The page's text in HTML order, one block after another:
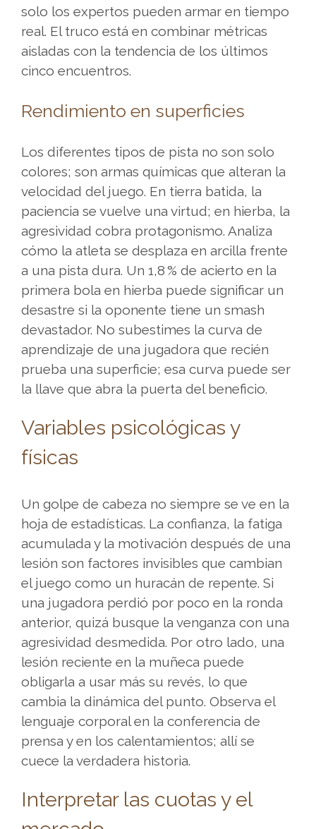
aspectos
conviene
revisar
antes
de
elegir
un
casino
online
en
EspaÃ±a.
Si
buscas
actualizada
sobre
juego
con
criptomonedas,
esta
guÃ­
a
sobre
mejores
casinos
crypto
sin
KYC
en
EspaÃ±a
opciones
solo los expertos pueden armar en tiempo
real. El truco está en combinar métricas
aisladas con la tendencia de los últimos
cinco encuentros.
Rendimiento en superficies
Los diferentes tipos de pista no son solo
colores; son armas químicas que alteran la
velocidad del juego. En tierra batida, la
paciencia se vuelve una virtud; en hierba, la
agresividad cobra protagonismo. Analiza
cómo la atleta se desplaza en arcilla frente
a una pista dura. Un 1,8 % de acierto en la
primera bola en hierba puede significar un
desastre si la oponente tiene un smash
devastador. No subestimes la curva de
aprendizaje de una jugadora que recién
prueba una superficie; esa curva puede ser
la llave que abra la puerta del beneficio.
Variables psicológicas y
físicas
Un golpe de cabeza no siempre se ve en la
hoja de estadísticas. La confianza, la fatiga
acumulada y la motivación después de una
lesión son factores invisibles que cambian
el juego como un huracán de repente. Si
una jugadora perdió por poco en la ronda
anterior, quizá busque la venganza con una
agresividad desmedida. Por otro lado, una
lesión reciente en la muñeca puede
obligarla a usar más su revés, lo que
cambia la dinámica del punto. Observa el
lenguaje corporal en la conferencia de
prensa y en los calentamientos; allí se
cuece la verdadera historia.
Interpretar las cuotas y el